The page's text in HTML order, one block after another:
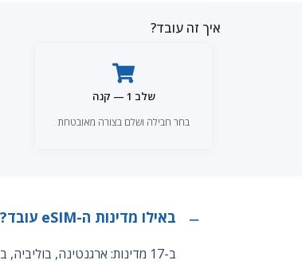
איך זה עובד?
שלב 1 — קנה
בחר חבילה ושלם בצורה מאובטחת
באילו מדינות ה-eSIM עובד?
ב-17 מדינות: ארגנטינה,